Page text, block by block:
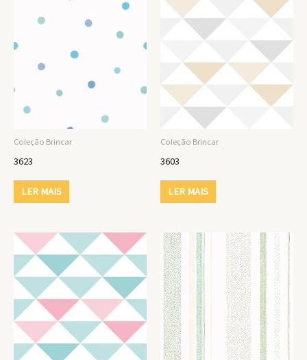
Coleção Brincar
3623
LER MAIS
Coleção Brincar
3603
LER MAIS